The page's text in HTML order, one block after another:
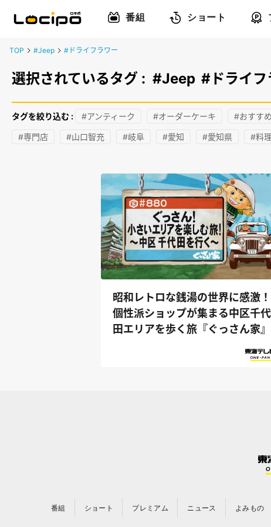
番組 ショート
TOP #Jeep #ドライフラワー
選択されているタグ : #Jeep #ドライフ
タグを絞り込む : #アンティーク #オーダーケーキ #おすすめ
#専門店 #山口智充 #岐阜 #愛知 #愛知県 #料理
昭和レトロな銭湯の世界に感激！
個性派ショップが集まる中区千代
田エリアを歩く旅『ぐっさん家』
番組 ショート プレミアム ニュース よみもの